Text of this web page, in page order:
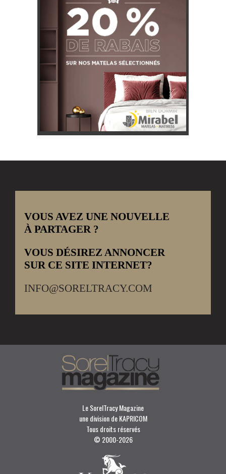
VOUS AVEZ UNE NOUVELLE
À PARTAGER ?
VOUS DÉSIREZ ANNONCER
SUR CE SITE INTERNET?
INFO@SORELTRACY.COM
Le SorelTracy Magazine
une division de KAPRICOM
Tous droits réservés
© 2000-2026